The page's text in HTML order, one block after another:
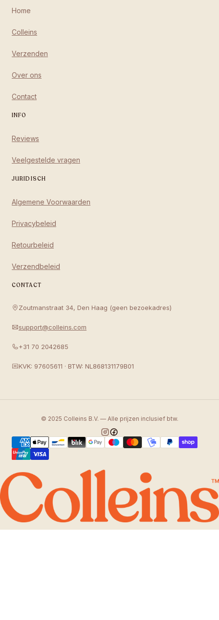
Home
Colleins
Verzenden
Over ons
Contact
INFO
Reviews
Veelgestelde vragen
JURIDISCH
Algemene Voorwaarden
Privacybeleid
Retourbeleid
Verzendbeleid
CONTACT
Zoutmanstraat 34, Den Haag (geen bezoekadres)
support@colleins.com
+31 70 2042685
KVK: 97605611 · BTW: NL868131179B01
© 2025 Colleins B.V. — Alle prijzen inclusief btw.